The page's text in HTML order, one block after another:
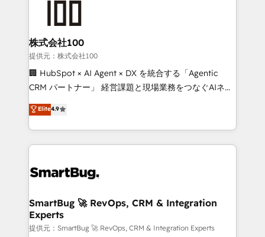
and build AI-powered workflows that drive adoption
from week one, in your time zone. What we do ➤
Onboarding: Live in weeks, with workflows built
around your business, not a template. ➤ Migration:
Move from any legacy CRM. Zero downtime, full data
run your revenue process. Sales, marketing, and
service wired together. ➤ AI and Integrations: Layer
tune-ups, feature rollouts, adoption coaching. Buying
HubSpot, switching to it, or reviving a stale portal?
We are built for the work.
株式会社100
提供元：株式会社100
🏢 HubSpot × AI Agent × DX を統合する「Agentic
CRM パートナー」 経営課題と現場業務をつなぐAIネイ
ティブ・エージェンシーとして、HubSpot Eliteの実装
力で顧客フロント業務を再設計します。 💡 100inc は何
をする会社か？ HubSpotを共通基盤に、AIエージェン
トを組み込んだ顧客フロント業務（マーケティング・営
ィブ・エージェンシーです。事業部・グループ会社・部
を、CRMを軸とした全社共通基盤に再構築します。意
思決定者・PMO・現場担当者に並走します。 1️⃣
HubSpot導入・活用支援 顧客データの一元化から、
Elite4.9
SmartBug 🚀 RevOps, CRM & Integration
Experts
提供元：SmartBug 🚀 RevOps, CRM & Integration Experts